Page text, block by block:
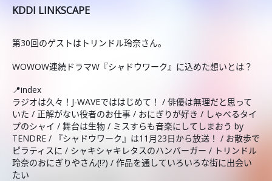
KDDI LINKSCAPE
第30回のゲストはトリンドル玲奈さん。
WOWOW連続ドラマW『シャドウワーク』に込めた想いとは？
📍index
ラジオは久々！J-WAVEでははじめて！ / 俳優は無理だと思って
いた / 正解がない役者のお仕事 / おにぎりが好き / しゃべるタイ
プのシャイ / 舞台は生物 / ミスすらも音楽にしてしまおう by
TENDRE / 『シャドウワーク』は11月23日から放送！ / お散歩で
ピラティスに / シャキシャキレタスのハンバーガー / トリンドル
玲奈のおにぎりやさん(!?) / 作品を通していろいろな街に出会い
たい